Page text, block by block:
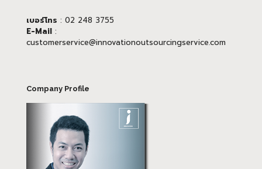
เบอร์โทร : 02 248 3755
E-Mail :
customerservice@innovationoutsourcingservice.com
Company Profile